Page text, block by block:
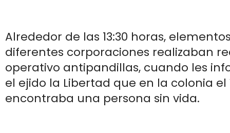
Alrededor de las 13:30 horas,
diferentes corporaciones realizaban
operativo antipandillas, cuando les
el ejido la Libertad que en la colonia el
encontraba una persona sin vida.